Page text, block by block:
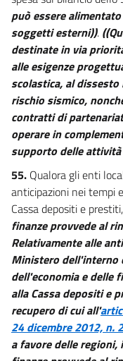
può essere
soggetti esterni)).
destinate in via
alle esigenze
scolastica, al
rischio sismico,
contratti di
operare in
supporto delle
55. Qualora gli enti
anticipazioni nei tempi
Cassa depositi e prestiti,
finanze provvede al
Relativamente alle
Ministero dell'interno
dell'economia e delle
alla Cassa depositi e
recupero di cui all'
24 dicembre 2012, n.
a favore delle